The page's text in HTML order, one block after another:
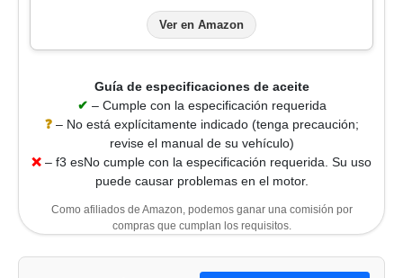
Ver en Amazon
Guía de especificaciones de aceite
✔ – Cumple con la especificación requerida
❓– No está explícitamente indicado (tenga precaución;
revise el manual de su vehículo)
❌ – f3 esNo cumple con la especificación requerida. Su uso
puede causar problemas en el motor.
Como afiliados de Amazon, podemos ganar una comisión por
compras que cumplan los requisitos.